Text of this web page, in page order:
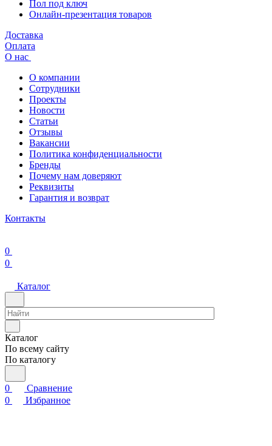
Пол под ключ
Онлайн-презентация товаров
Доставка
Оплата
О нас
О компании
Сотрудники
Проекты
Новости
Статьи
Отзывы
Вакансии
Политика конфиденциальности
Бренды
Почему нам доверяют
Реквизиты
Гарантия и возврат
Контакты
0
0
Каталог
Каталог
По всему сайту
По каталогу
0
Сравнение
0
Избранное